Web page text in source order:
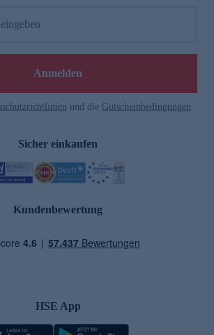
Anmelden
und die Gutscheinbedingungen
Sicher einkaufen
Kundenbewertung
HSE App